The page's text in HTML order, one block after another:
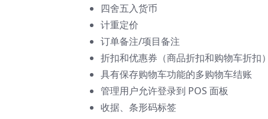
四舍五入货币
计重定价
订单备注/项目备注
折扣和优惠券（商品折扣和购物车折扣）
具有保存购物车功能的多购物车结账
管理用户允许登录到 POS 面板
收据、条形码标签